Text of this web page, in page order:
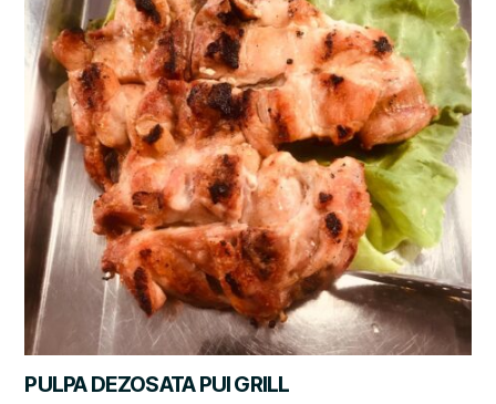
PULPA DEZOSATA PUI GRILL